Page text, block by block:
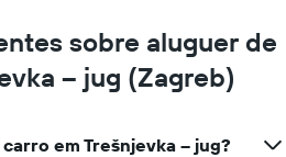
sobre aluguer de
– jug (Zagreb)
em Trešnjevka – jug?